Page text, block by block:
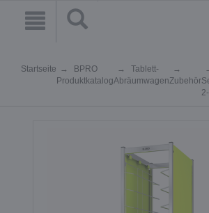
Startseite
BPRO
Produktkatalog
Tablett-
AbräumwagenZubehör